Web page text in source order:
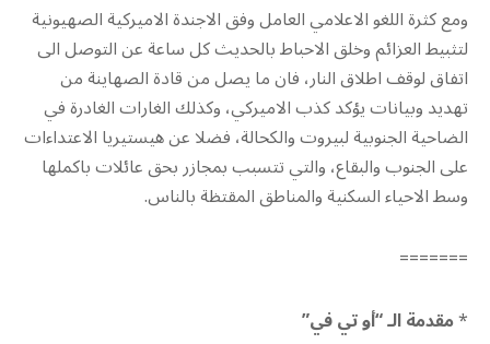
ومع كثرة اللغو الاعلامي العامل وفق الاجندة الاميركية الصهيونية
لتثبيط العزائم وخلق الاحباط بالحديث كل ساعة عن التوصل الى
اتفاق لوقف اطلاق النار، فان ما يصل من قادة الصهاينة من
تهديد وبيانات يؤكد كذب الاميركي، وكذلك الغارات الغادرة في
الضاحية الجنوبية لبيروت والكحالة، فضلا عن هيستيريا الاعتداءات
على الجنوب والبقاع، والتي تتسبب بمجازر بحق عائلات باكملها
وسط الاحياء السكنية والمناطق المقتظة بالناس.
=======
*مقدمة الـ “أو تي في”